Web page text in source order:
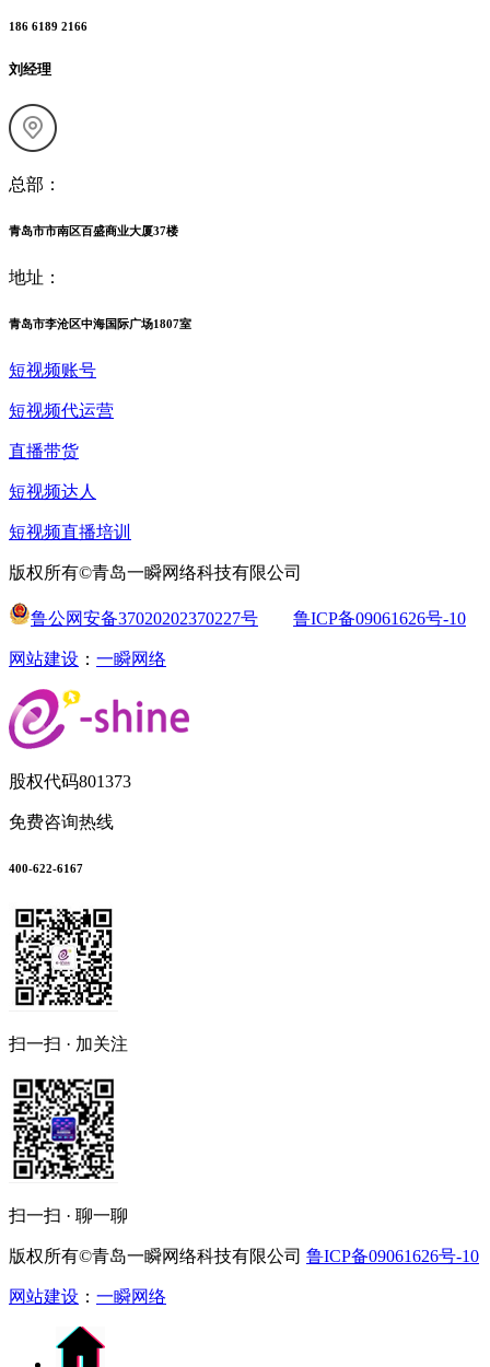
186 6189 2166
刘经理
总部：
青岛市市南区百盛商业大厦37楼
地址：
青岛市李沧区中海国际广场1807室
短视频账号
短视频代运营
直播带货
短视频达人
短视频直播培训
版权所有©青岛一瞬网络科技有限公司
鲁公网安备37020202370227号 鲁ICP备09061626号-10
网站建设 ： 一瞬网络
股权代码801373
免费咨询热线
400-622-6167
扫一扫 · 加关注
扫一扫 · 聊一聊
版权所有©青岛一瞬网络科技有限公司 鲁ICP备09061626号-10
网站建设 ： 一瞬网络